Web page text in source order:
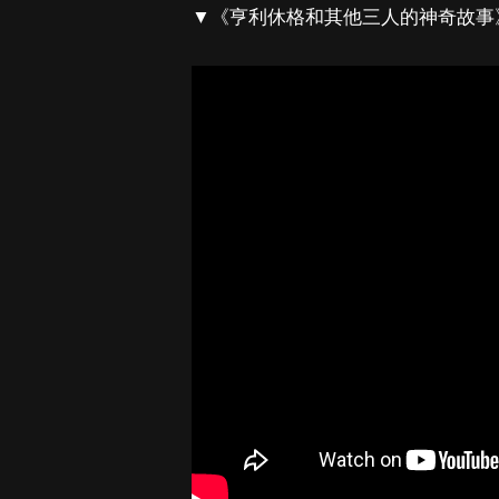
▼《亨利休格和其他三人的神奇故事